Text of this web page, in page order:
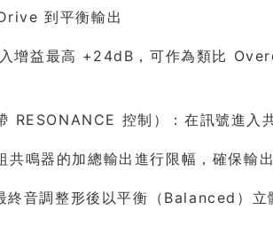
到平衡輸出
增益最高 +24dB，可作為類比
RESONANCE 控制）：在訊號進
共鳴器的加總輸出進行限幅，確保輸
終音調整形後以平衡（Balanced）